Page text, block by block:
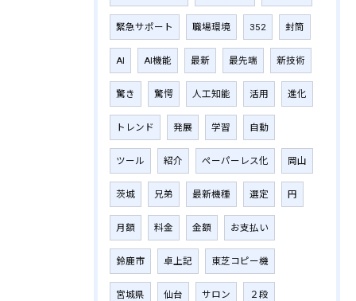
緊急サポート 職場環境 352 封筒
AI AI機能 最新 最先端 新技術
驚き 驚愕 人工知能 活用 進化
トレンド 発展 学習 自動
ツール 紹介 ペーパーレス化 岡山
茨城 兄弟 最新機種 選定 円
月額 料金 金額 お支払い
鈴鹿市 卓上記 東芝コピー機
宮城県 仙台 サロン ２段